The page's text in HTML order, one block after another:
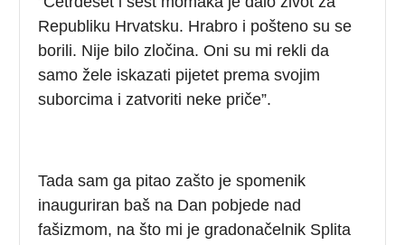
Republiku Hrvatsku. Hrabro i pošteno su se
borili. Nije bilo zločina. Oni su mi rekli da
samo žele iskazati pijetet prema svojim
suborcima i zatvoriti neke priče”.
Tada sam ga pitao zašto je spomenik
inauguriran baš na Dan pobjede nad
fašizmom, na što mi je gradonačelnik Splita